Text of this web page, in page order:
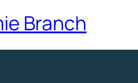
Branch